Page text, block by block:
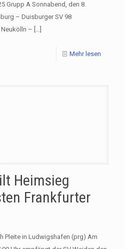
Grupp A Sonnabend, den 8.
– Duisburger SV 98
– […]
Mehr lesen
Heimsieg
Frankfurter
Pleite in Ludwigshafen (prg) Am